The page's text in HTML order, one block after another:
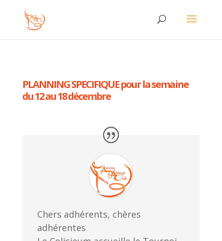
PLANNING SPECIFIQUE pour la semaine
du 12 au 18 décembre
Chers adhérents, chères
adhérentes